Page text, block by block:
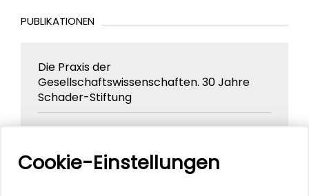
PUBLIKATIONEN
Die Praxis der
Gesellschaftswissenschaften. 30 Jahre
Schader-Stiftung
Gesellschaftswissenschaften und Praxis
(1988 - 2013)
Cookie-Einstellungen